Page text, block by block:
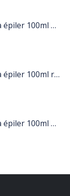
Cartouche de cire tiède à épiler 100ml miel
Cartouche de cire tiède à épiler 100ml rose
Cartouche de cire tiède à épiler 100ml blanc